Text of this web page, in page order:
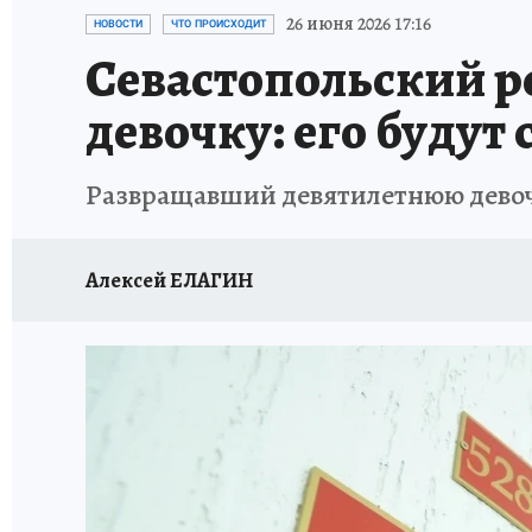
СИТУАЦИЯ С МАЗУТОМ В КРЫМУ
НОВОСТИ ЧТО ПРОИСХОДИТ 26 июня 2026 17:16
Севастопольский
девочку: его будут
Развращавший девятилетнюю
Алексей ЕЛАГИН